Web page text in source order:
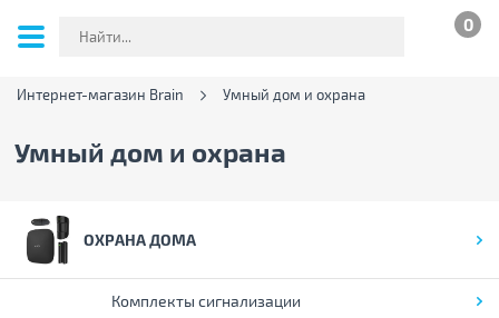
0
Интернет-магазин Brain Умный дом и охрана
Умный дом и охрана
ОХРАНА ДОМА
Комплекты сигнализации